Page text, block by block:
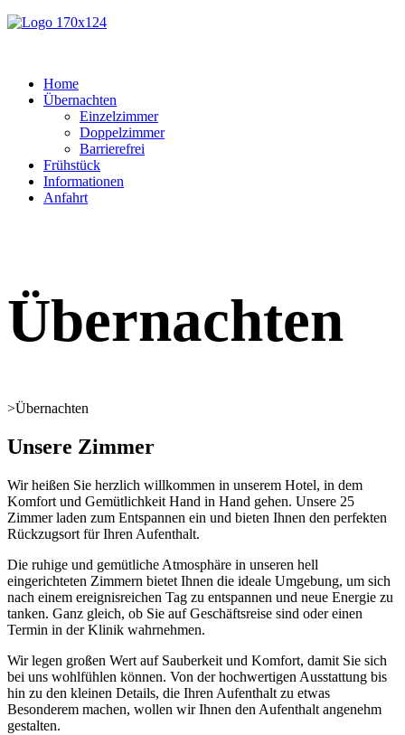
Home
Übernachten
Einzelzimmer
Doppelzimmer
Barrierefrei
Frühstück
Informationen
Anfahrt
Übernachten
>Übernachten
Unsere Zimmer
Wir heißen Sie herzlich willkommen in unserem Hotel, in dem
Komfort und Gemütlichkeit Hand in Hand gehen. Unsere 25
Zimmer laden zum Entspannen ein und bieten Ihnen den perfekten
Rückzugsort für Ihren Aufenthalt.
Die ruhige und gemütliche Atmosphäre in unseren hell
eingerichteten Zimmern bietet Ihnen die ideale Umgebung, um sich
nach einem ereignisreichen Tag zu entspannen und neue Energie zu
tanken. Ganz gleich, ob Sie auf Geschäftsreise sind oder einen
Termin in der Klinik wahrnehmen.
Wir legen großen Wert auf Sauberkeit und Komfort, damit Sie sich
bei uns wohlfühlen können. Von der hochwertigen Ausstattung bis
hin zu den kleinen Details, die Ihren Aufenthalt zu etwas
Besonderem machen, wollen wir Ihnen den Aufenthalt angenehm
gestalten.